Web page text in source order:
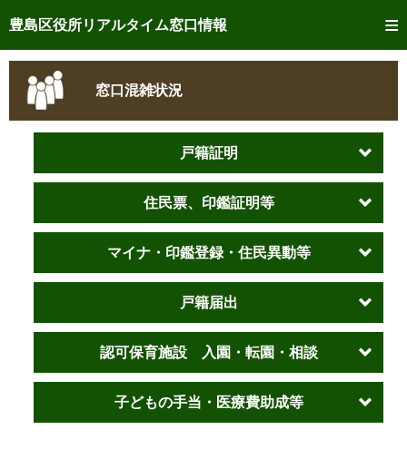
豊島区役所リアルタイム窓口情報
トップページへ
ご利用方法
事前予約
リアルタイム窓口混雑状況
リアルタイム交付状況確認
窓口混雑状況
戸籍証明
住民票、印鑑証明等
マイナ・印鑑登録・住民異動等
戸籍届出
認可保育施設 入園・転園・相談
子どもの手当・医療費助成等